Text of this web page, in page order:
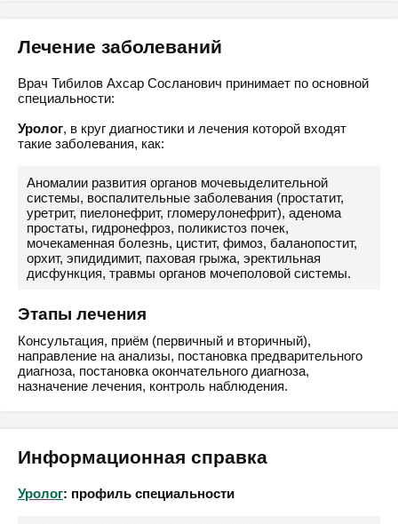
Лечение заболеваний
Врач Тибилов Ахсар Сосланович принимает по основной
специальности:
Уролог, в круг диагностики и лечения которой входят
такие заболевания, как:
Аномалии развития органов мочевыделительной
системы, воспалительные заболевания (простатит,
уретрит, пиелонефрит, гломерулонефрит), аденома
простаты, гидронефроз, поликистоз почек,
мочекаменная болезнь, цистит, фимоз, баланопостит,
орхит, эпидидимит, паховая грыжа, эректильная
дисфункция, травмы органов мочеполовой системы.
Этапы лечения
Консультация, приём (первичный и вторичный),
направление на анализы, постановка предварительного
диагноза, постановка окончательного диагноза,
назначение лечения, контроль наблюдения.
Информационная справка
Уролог: профиль специальности